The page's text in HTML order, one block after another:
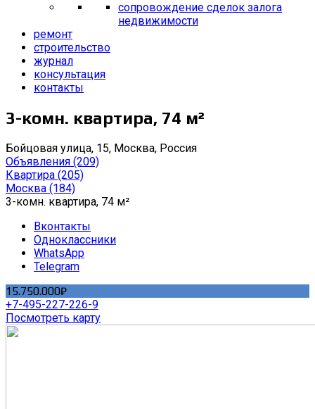
сопровождение сделок залога
недвижимости
ремонт
строительство
журнал
консультация
контакты
3-комн. квартира, 74 м²
Бойцовая улица, 15, Москва, Россия
Объявления (209)
Квартира (205)
Москва (184)
3-комн. квартира, 74 м²
Вконтакты
Одноклассники
WhatsApp
Telegram
15.750.000₽
+7-495-227-226-9
Посмотреть карту